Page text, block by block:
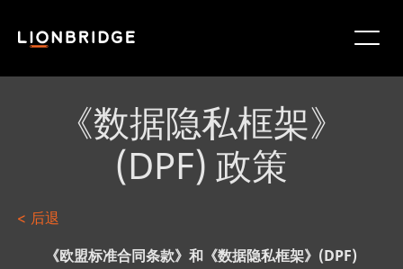
《数据隐私框架》
(DPF) 政策
< 后退
《欧盟标准合同条款》和《数据隐私框架》(DPF)